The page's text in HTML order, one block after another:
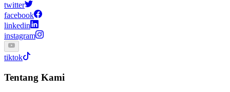
twitter
facebook
linkedin
instagram
tiktok
Tentang Kami